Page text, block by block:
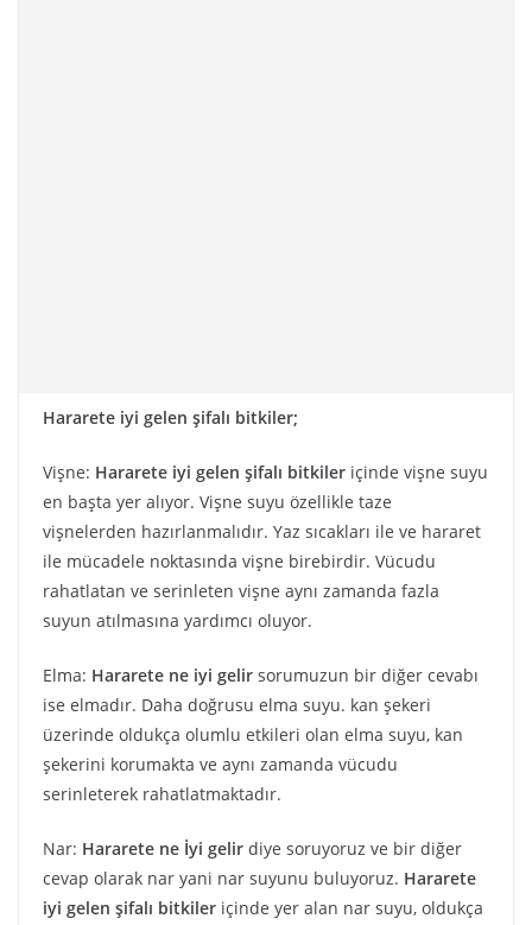
Hararete iyi gelen şifalı bitkiler;
Vişne: Hararete iyi gelen şifalı bitkiler içinde vişne suyu
en başta yer alıyor. Vişne suyu özellikle taze
vişnelerden hazırlanmalıdır. Yaz sıcakları ile ve hararet
ile mücadele noktasında vişne birebirdir. Vücudu
rahatlatan ve serinleten vişne aynı zamanda fazla
suyun atılmasına yardımcı oluyor.
Elma: Hararete ne iyi gelir sorumuzun bir diğer cevabı
ise elmadır. Daha doğrusu elma suyu. kan şekeri
üzerinde oldukça olumlu etkileri olan elma suyu, kan
şekerini korumakta ve aynı zamanda vücudu
serinleterek rahatlatmaktadır.
Nar: Hararete ne İyi gelir diye soruyoruz ve bir diğer
cevap olarak nar yani nar suyunu buluyoruz. Hararete
iyi gelen şifalı bitkiler içinde yer alan nar suyu, oldukça